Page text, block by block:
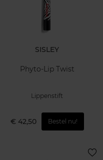
SISLEY
Phyto-Lip Twist
Lippenstift
€ 42,50 Bestel nu!